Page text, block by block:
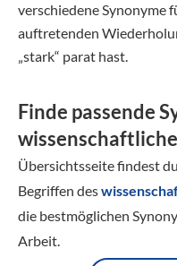
verschiedene Synonyme
auftretenden
„stark“ parat hast.
Finde passende
Übersichtsseite findest
Begriffen des
die bestmöglichen
Arbeit.